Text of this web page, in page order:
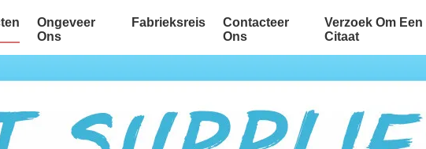
Ongeveer
Ons
Fabrieksreis
Contacteer
Ons
Verzoek Om Een
Citaat